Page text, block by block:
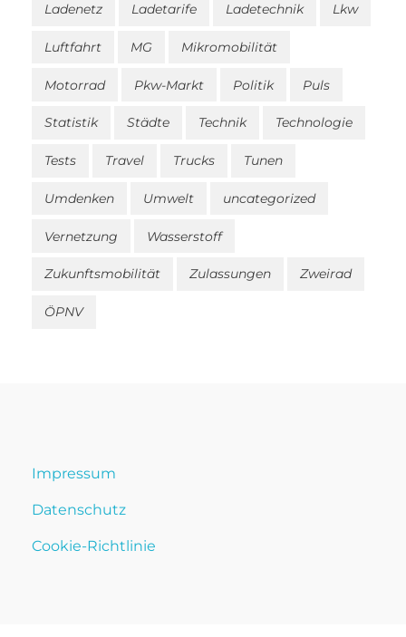
Ladenetz Ladetarife Ladetechnik Lkw
Luftfahrt MG Mikromobilität
Motorrad Pkw-Markt Politik Puls
Statistik Städte Technik Technologie
Tests Travel Trucks Tunen
Umdenken Umwelt uncategorized
Vernetzung Wasserstoff
Zukunftsmobilität Zulassungen Zweirad
ÖPNV
Impressum
Datenschutz
Cookie-Richtlinie